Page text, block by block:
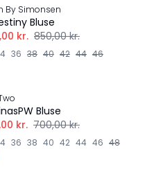
By Simonsen
Bluse
kr. 850,00 kr.
36 38 40 42 44 46
Bluse
kr. 700,00 kr.
36 38 40 42 44 46 48